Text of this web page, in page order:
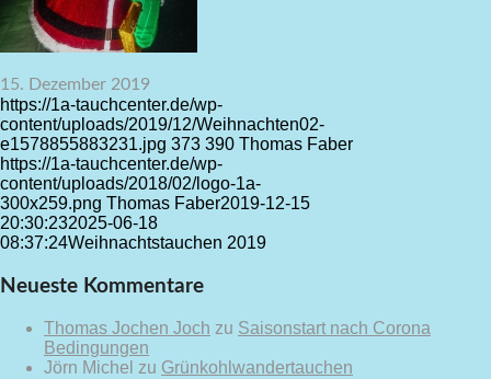
15. Dezember 2019
https://1a-tauchcenter.de/wp-
content/uploads/2019/12/Weihnachten02-
e1578855883231.jpg 373 390 Thomas Faber
https://1a-tauchcenter.de/wp-
content/uploads/2018/02/logo-1a-
300x259.png Thomas Faber2019-12-15
20:30:232025-06-18
08:37:24Weihnachtstauchen 2019
Neueste Kommentare
Thomas Jochen Joch zu Saisonstart nach Corona
Bedingungen
Jörn Michel zu Grünkohlwandertauchen